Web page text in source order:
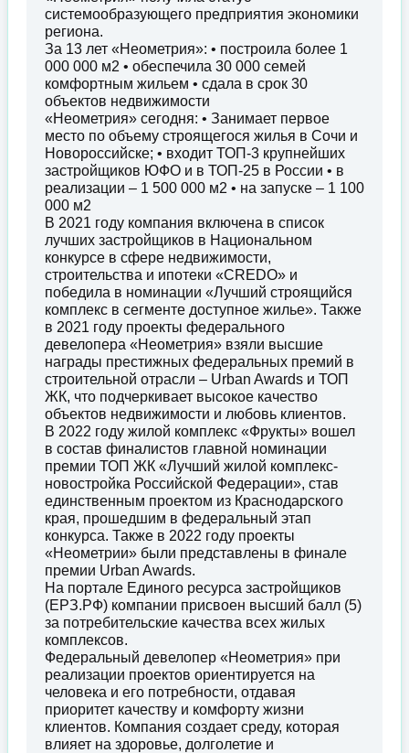
системообразующего предприятия экономики
региона.
За 13 лет «Неометрия»: • построила более 1
000 000 м2 • обеспечила 30 000 семей
комфортным жильем • сдала в срок 30
объектов недвижимости
«Неометрия» сегодня: • Занимает первое
место по объему строящегося жилья в Сочи и
Новороссийске; • входит ТОП-3 крупнейших
застройщиков ЮФО и в ТОП-25 в России • в
реализации – 1 500 000 м2 • на запуске – 1 100
000 м2
В 2021 году компания включена в список
лучших застройщиков в Национальном
конкурсе в сфере недвижимости,
строительства и ипотеки «CREDO» и
победила в номинации «Лучший строящийся
комплекс в сегменте доступное жилье». Также
в 2021 году проекты федерального
девелопера «Неометрия» взяли высшие
награды престижных федеральных премий в
строительной отрасли – Urban Awards и ТОП
ЖК, что подчеркивает высокое качество
объектов недвижимости и любовь клиентов.
В 2022 году жилой комплекс «Фрукты» вошел
в состав финалистов главной номинации
премии ТОП ЖК «Лучший жилой комплекс-
новостройка Российской Федерации», став
единственным проектом из Краснодарского
края, прошедшим в федеральный этап
конкурса. Также в 2022 году проекты
«Неометрии» были представлены в финале
премии Urban Awards.
На портале Единого ресурса застройщиков
(ЕРЗ.РФ) компании присвоен высший балл (5)
за потребительские качества всех жилых
комплексов.
Федеральный девелопер «Неометрия» при
реализации проектов ориентируется на
человека и его потребности, отдавая
приоритет качеству и комфорту жизни
клиентов. Компания создает среду, которая
влияет на здоровье, долголетие и